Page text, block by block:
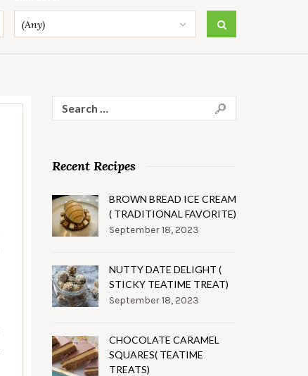
(Any)
for:
Recent Recipes
BROWN BREAD ICE CREAM
( TRADITIONAL FAVORITE)
September 18, 2023
NUTTY DATE DELIGHT (
STICKY TEATIME TREAT)
September 18, 2023
CHOCOLATE CARAMEL
SQUARES( TEATIME
TREATS)